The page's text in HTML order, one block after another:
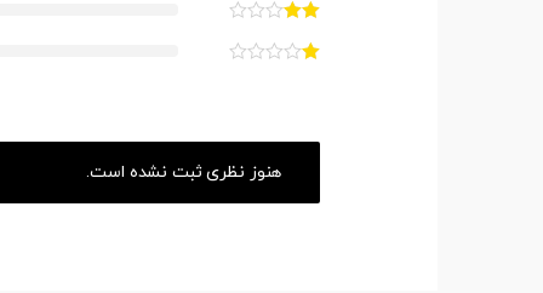
هنوز نظری ثبت نشده است.